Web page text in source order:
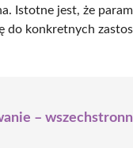
Istotne jest, że
do konkretnych
–